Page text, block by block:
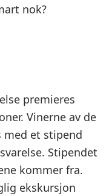
nok?
premieres
Vinerne av de
med et stipend
Stipendet
kommer fra.
ekskursjon